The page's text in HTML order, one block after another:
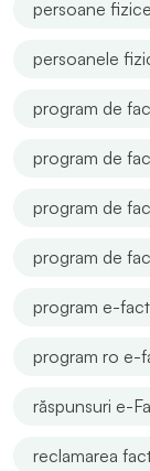
persoane
persoanele
program de
program de
program de
program de
program e-
program ro e-
răspunsuri e-
reclamarea